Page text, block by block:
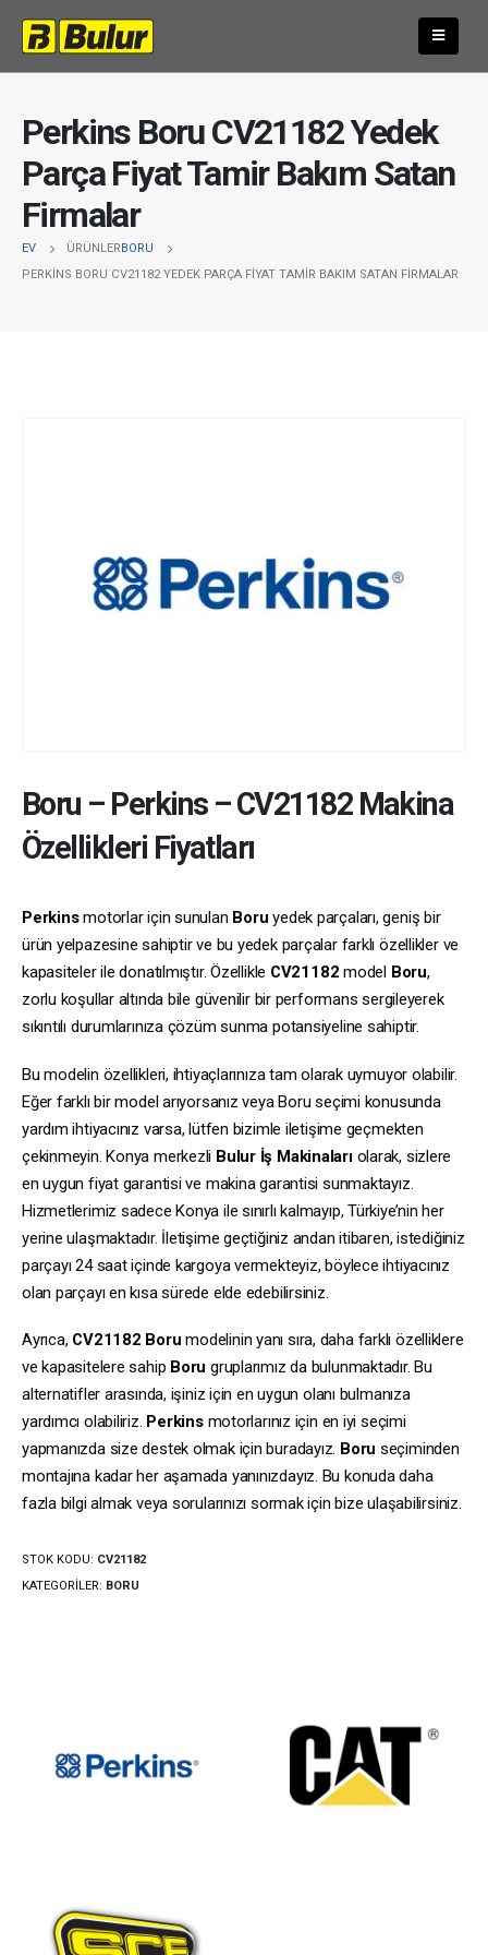
Perkins Boru CV21182 Yedek
Parça Fiyat Tamir Bakım Satan
Firmalar
EV ÜRÜNLERBORU
PERKINS BORU CV21182 YEDEK PARÇA FIYAT TAMIR BAKIM SATAN FIRMALAR
Boru – Perkins–CV21182Makina
Özellikleri Fiyatları
Perkinsmotorlar için sunulan Boru yedek parçaları, geniş bir
ürün yelpazesine sahiptir ve bu yedek parçalar farklı özellikler ve
kapasiteler ile donatılmıştır. Özellikle CV21182 model Boru,
zorlu koşullar altında bile güvenilir bir performans sergileyerek
sıkıntılı durumlarınıza çözüm sunma potansiyeline sahiptir.
Bu modelin özellikleri, ihtiyaçlarınıza tam olarak uymuyor olabilir.
Eğer farklı bir model arıyorsanız veya Boru seçimi konusunda
yardım ihtiyacınız varsa, lütfen bizimle iletişime geçmekten
çekinmeyin. Konya merkezli Bulur İş Makinalarıolarak, sizlere
en uygun fiyat garantisi ve makina garantisi sunmaktayız.
Hizmetlerimiz sadece Konya ile sınırlı kalmayıp, Türkiye’nin her
yerine ulaşmaktadır. İletişime geçtiğiniz andan itibaren, istediğiniz
parçayı 24 saat içinde kargoya vermekteyiz, böylece ihtiyacınız
olan parçayı en kısa sürede elde edebilirsiniz.
Ayrıca, CV21182 Boru modelinin yanı sıra, daha farklı özelliklere
ve kapasitelere sahip Boru gruplarımız da bulunmaktadır. Bu
alternatifler arasında, işiniz için en uygun olanı bulmanıza
yardımcı olabiliriz. Perkinsmotorlarınız için en iyi seçimi
yapmanızda size destek olmak için buradayız. Boru seçiminden
montajına kadar her aşamada yanınızdayız. Bu konuda daha
fazla bilgi almak veya sorularınızı sormak için bize ulaşabilirsiniz.
STOK KODU: CV21182
KATEGORILER: BORU